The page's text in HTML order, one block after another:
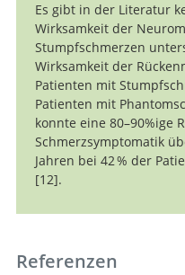
Es gibt in der Literatur
Wirksamkeit der
Stumpfschmerzen
Wirksamkeit der
Patienten mit
Patienten mit
konnte eine 80–90%ige
Schmerzsymptomatik
Jahren bei 42 % der
12 .
Referenzen